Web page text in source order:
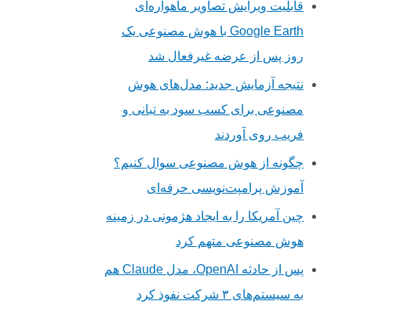
قابلیت ویرایش تصاویر ماهواره‌ای
Google Earth با هوش مصنوعی یک
روز پس از عرضه غیرفعال شد
نتیجه آزمایش جدید: مدل‌های هوش
مصنوعی برای کسب سود به تبانی و
فریب روی آوردند
چگونه از هوش مصنوعی سوال کنیم؟
آموزش پرامپت‌نویسی حرفه‌ای
چین آمریکا را به ایجاد هژمونی در زمینه
هوش مصنوعی متهم کرد
پس از حادثه OpenAI، مدل Claude هم
به سیستم‌های ۳ شرکت نفوذ کرد